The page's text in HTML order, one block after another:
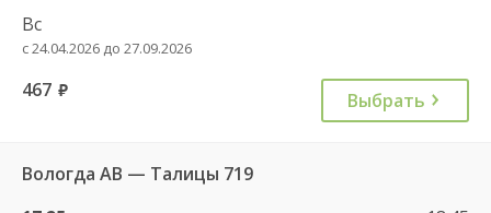
Вс
с 24.04.2026 до 27.09.2026
467 руб. Выбрать
Вологда АВ — Талицы 719